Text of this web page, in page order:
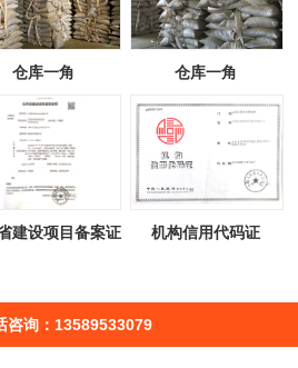
仓库一角 仓库一角
建设项目备案证
机构信用代码证
咨询：13589533079